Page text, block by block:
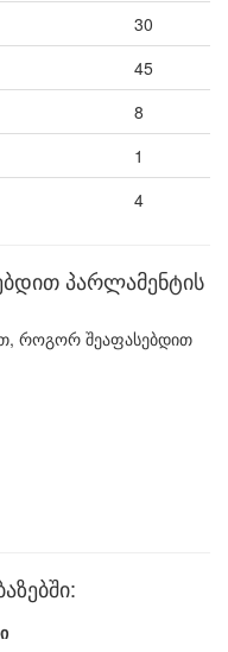
30
45
8
1
4
პარლამენტის
როგორ შეაფასებდით